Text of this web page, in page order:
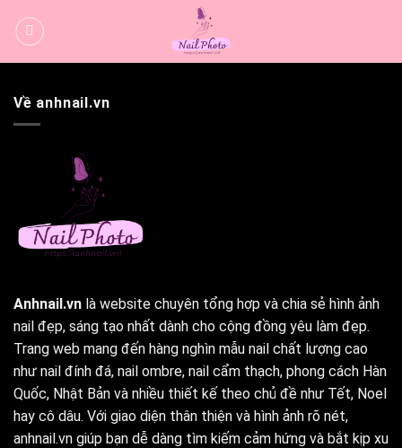
qua
Về anhnail.vn
Anhnail.vn là website chuyên tổng hợp và chia sẻ hình ảnh
nail đẹp, sáng tạo nhất dành cho cộng đồng yêu làm đẹp.
Trang web mang đến hàng nghìn mẫu nail chất lượng cao
như nail đính đá, nail ombre, nail cẩm thạch, phong cách Hàn
Quốc, Nhật Bản và nhiều thiết kế theo chủ đề như Tết, Noel
hay cô dâu. Với giao diện thân thiện và hình ảnh rõ nét,
anhnail.vn giúp bạn dễ dàng tìm kiếm cảm hứng và bắt kịp xu